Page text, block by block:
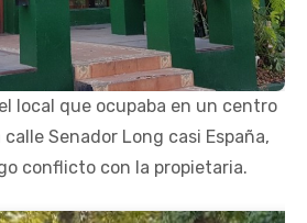
local que ocupaba en un centro
Senador Long casi España,
conflicto con la propietaria.